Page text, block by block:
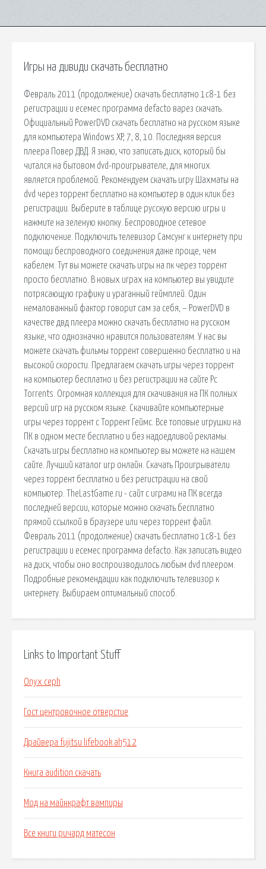
Игры на дивиди скачать бесплатно
Февраль 2011 (продолжение) скачать бесплатно 1с8-1 без
регистрации и есемес программа defacto варез скачать.
Официальный PowerDVD скачать бесплатно на русском языке
для компьютера Windows XP, 7, 8, 10. Последняя версия
плеера Повер ДВД. Я знаю, что записать диск, который бы
читался на бытовом dvd-проигрывателе, для многих
является проблемой. Рекомендуем скачать игру Шахматы на
dvd через торрент бесплатно на компьютер в один клик без
регистрации. Выберите в таблице русскую версию игры и
нажмите на зеленую кнопку. Беспроводное сетевое
подключение. Подключить телевизор Самсунг к интернету при
помощи беспроводного соединения даже проще, чем
кабелем. Тут вы можете скачать игры на пк через торрент
просто бесплатно. В новых играх на компьютер вы увидите
потрясающую графику и ураганный геймплей. Один
немаловажный фактор говорит сам за себя, – PowerDVD в
качестве двд плеера можно скачать бесплатно на русском
языке, что однозначно нравится пользователям. У нас вы
можете скачать фильмы торрент совершенно бесплатно и на
высокой скорости. Предлагаем скачать игры через торрент
на компьютер бесплатно и без регистрации на сайте Pc
Torrents. Огромная коллекция для скачивания на ПК полных
версий игр на русском языке. Скачивайте компьютерные
игры через торрент с Торрент Геймс. Все топовые игрушки на
ПК в одном месте бесплатно и без надоедливой рекламы.
Скачать игры бесплатно на компьютер вы можете на нашем
сайте. Лучший каталог игр онлайн. Скачать Проигрыватели
через торрент бесплатно и без регистрации на свой
компьютер. TheLastGame.ru - сайт с играми на ПК всегда
последней версии, которые можно скачать бесплатно
прямой ссылкой в браузере или через торрент файл.
Февраль 2011 (продолжение) скачать бесплатно 1с8-1 без
регистрации и есемес программа defacto. Как записать видео
на диск, чтобы оно воспроизводилось любым dvd плеером.
Подробные рекомендации как подключить телевизор к
интернету. Выбираем оптимальный способ.
Links to Important Stuff
Onyx ceph
Гост центровочное отверстие
Драйвера fujitsu lifebook ah512
Книга audition скачать
Мод на майнкрафт вампиры
Все книги ричард матесон